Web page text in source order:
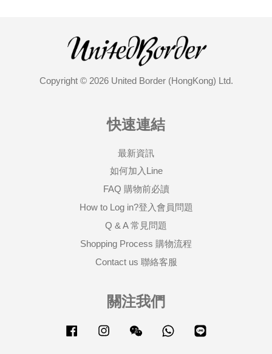
Copyright © 2026 United Border (HongKong) Ltd.
快速連結
最新資訊
如何加入Line
FAQ 購物前必讀
How to Log in?登入會員問題
Q & A 常見問題
Shopping Process 購物流程
Contact us 聯絡客服
關注我們
Facebook Instagram Wechat Whatsapp